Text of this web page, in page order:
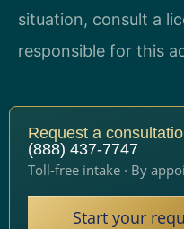
situation, consult a
responsible for this
Request a
(888) 437-7747
Toll-free intake · By
Start your